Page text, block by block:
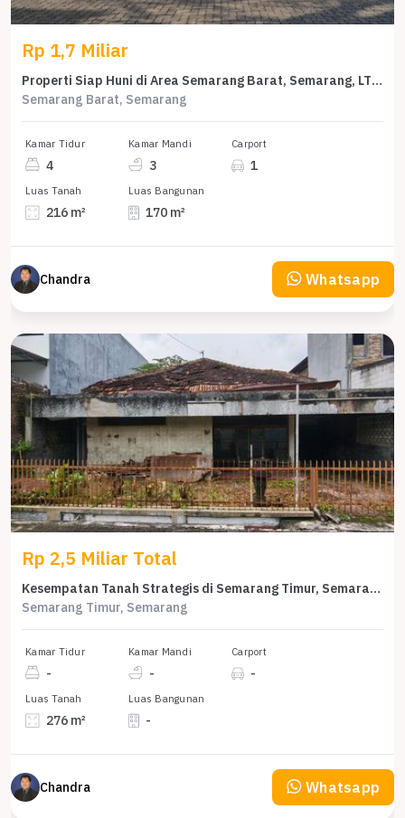
Rp 1,7 Miliar
Properti Siap Huni di Area Semarang Barat, Semarang, LT 216m²
Semarang Barat, Semarang
Kamar Tidur
4
Kamar Mandi
3
Carport
1
Luas Tanah
216 m²
Luas Bangunan
170 m²
Chandra Whatsapp
Rp 2,5 Miliar Total
Kesempatan Tanah Strategis di Semarang Timur, Semarang, Harga 2,5 Miliar
Semarang Timur, Semarang
Kamar Tidur
-
Kamar Mandi
-
Carport
-
Luas Tanah
276 m²
Luas Bangunan
-
Chandra Whatsapp